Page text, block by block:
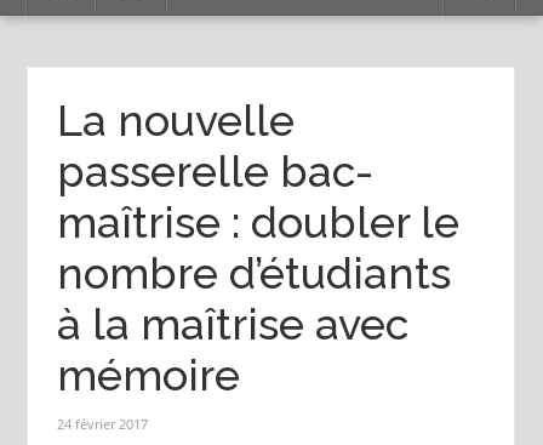
La nouvelle
passerelle bac-
maîtrise : doubler le
nombre d’étudiants
à la maîtrise avec
mémoire
24 février 2017